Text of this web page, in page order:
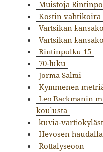
Muistoja
Kostin vahtikoira
Vartsikan
Vartsikan
Rintinpolku 15
70-luku
Jorma Salmi
Kymmenen
Leo Backmanin
koulusta
kuvia-
Hevosen haudalla
Rottalyseoon